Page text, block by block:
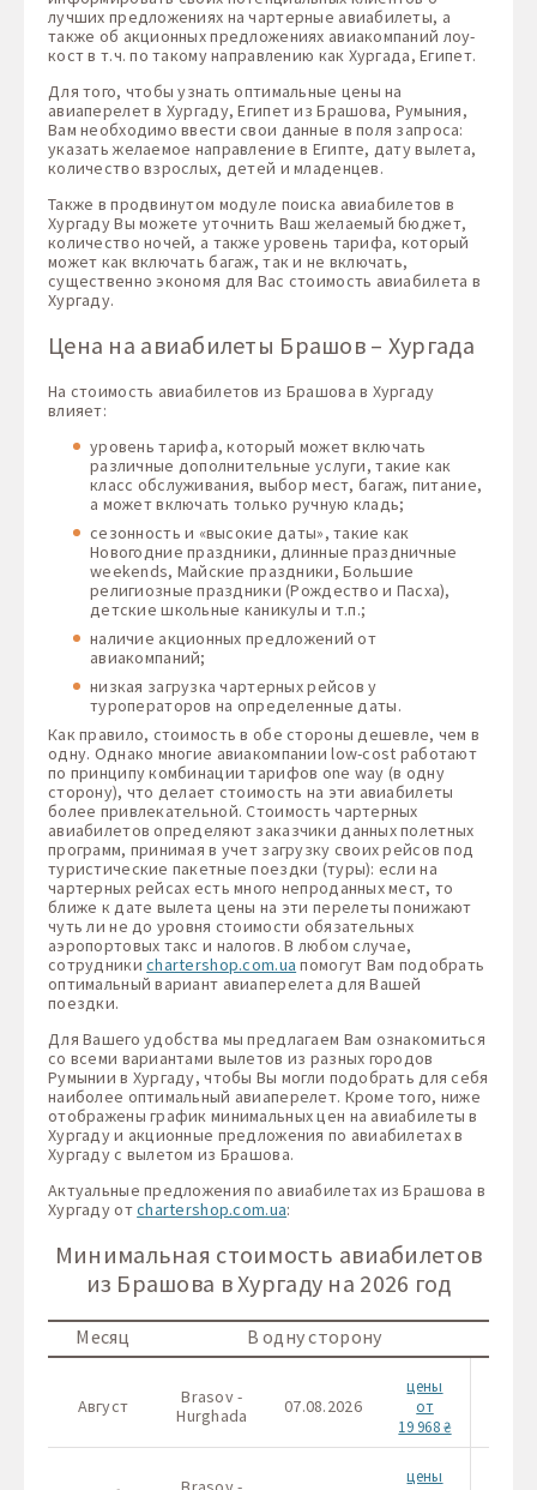
лучших предложениях на чартерные авиабилеты, а
также об акционных предложениях авиакомпаний лоу-
кост в т.ч. по такому направлению как Хургада, Египет.
Для того, чтобы узнать оптимальные цены на
авиаперелет в Хургаду, Египет из Брашова, Румыния,
Вам необходимо ввести свои данные в поля запроса:
указать желаемое направление в Египте, дату вылета,
количество взрослых, детей и младенцев.
Также в продвинутом модуле поиска авиабилетов в
Хургаду Вы можете уточнить Ваш желаемый бюджет,
количество ночей, а также уровень тарифа, который
может как включать багаж, так и не включать,
существенно экономя для Вас стоимость авиабилета в
Хургаду.
Цена на авиабилеты Брашов – Хургада
На стоимость авиабилетов из Брашова в Хургаду
влияет:
уровень тарифа, который может включать
различные дополнительные услуги, такие как
класс обслуживания, выбор мест, багаж, питание,
а может включать только ручную кладь;
сезонность и «высокие даты», такие как
Новогодние праздники, длинные праздничные
weekends, Майские праздники, Большие
религиозные праздники (Рождество и Пасха),
детские школьные каникулы и т.п.;
наличие акционных предложений от
авиакомпаний;
низкая загрузка чартерных рейсов у
туроператоров на определенные даты.
Как правило, стоимость в обе стороны дешевле, чем в
одну. Однако многие авиакомпании low-cost работают
по принципу комбинации тарифов one way (в одну
сторону), что делает стоимость на эти авиабилеты
более привлекательной. Стоимость чартерных
авиабилетов определяют заказчики данных полетных
программ, принимая в учет загрузку своих рейсов под
туристические пакетные поездки (туры): если на
чартерных рейсах есть много непроданных мест, то
ближе к дате вылета цены на эти перелеты понижают
чуть ли не до уровня стоимости обязательных
аэропортовых такс и налогов. В любом случае,
сотрудникиchartershop.com.ua помогут Вам подобрать
оптимальный вариант авиаперелета для Вашей
поездки.
Для Вашего удобства мы предлагаем Вам ознакомиться
со всеми вариантами вылетов из разных городов
Румынии в Хургаду, чтобы Вы могли подобрать для себя
наиболее оптимальный авиаперелет. Кроме того, ниже
отображены график минимальных цен на авиабилеты в
Хургаду и акционные предложения по авиабилетах в
Хургаду с вылетом из Брашова.
Актуальные предложения по авиабилетах из Брашова в
Хургаду отchartershop.com.ua:
Минимальная стоимость авиабилетов
из Брашова в Хургаду на 2026 год
Месяц В одну сторону
Август
Brasov -
Hurghada
07.08.2026
цены
от
19 968 ₴
цены